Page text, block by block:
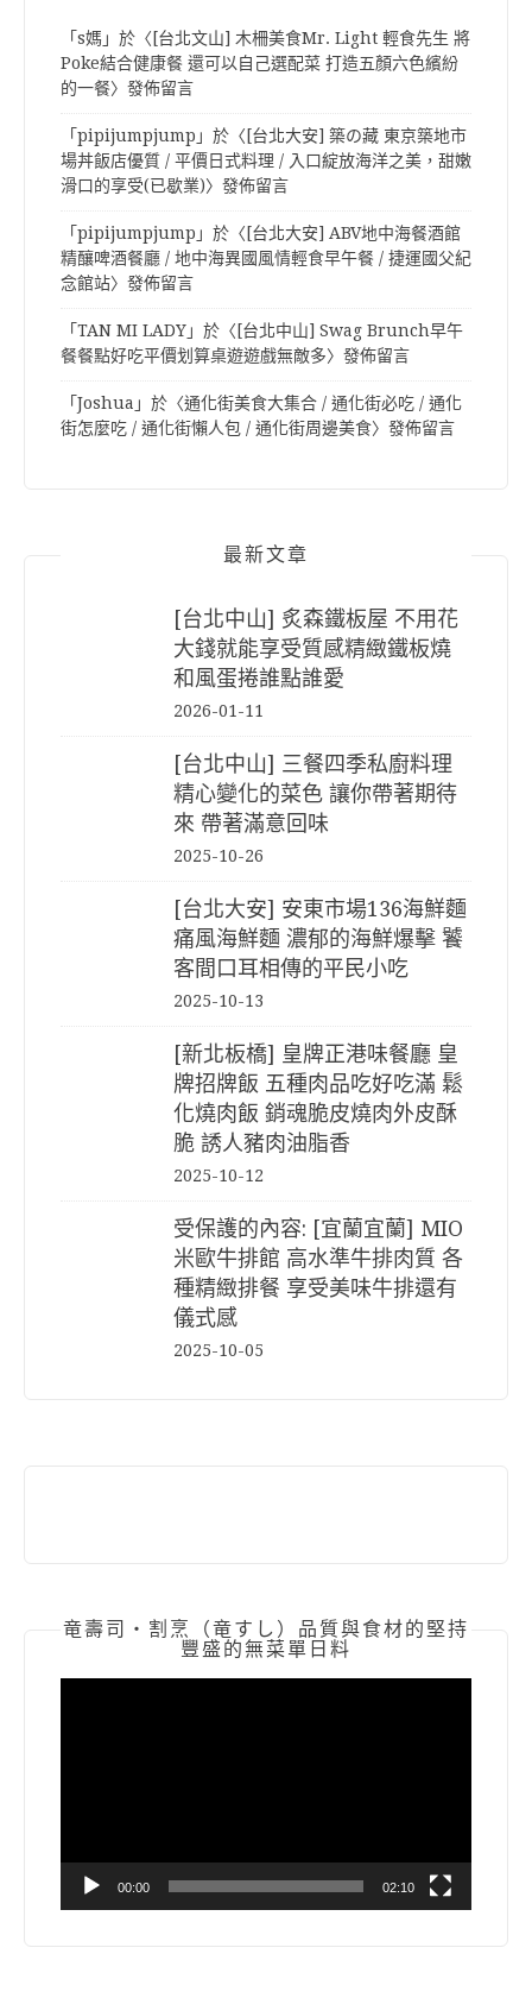
「s媽 」於〈 [台北文山] 木柵美食Mr. Light 輕食先生 將
Poke結合健康餐 還可以自己選配菜 打造五顏六色繽紛
的一餐〉發佈留言
「pipijumpjump 」於〈 [台北大安] 築の藏 東京築地市
場丼飯店優質 / 平價日式料理 / 入口綻放海洋之美，甜嫩
滑口的享受(已歇業)〉發佈留言
「pipijumpjump 」於〈 [台北大安] ABV地中海餐酒館
精釀啤酒餐廳 / 地中海異國風情輕食早午餐 / 捷運國父紀
念館站〉發佈留言
「TAN MI LADY」於〈 [台北中山] Swag Brunch早午
餐餐點好吃平價划算桌遊遊戲無敵多〉發佈留言
「Joshua 」於〈通化街美食大集合 / 通化街必吃 / 通化
街怎麼吃 / 通化街懶人包 / 通化街周邊美食〉發佈留言
最新文章
[台北中山] 炙森鐵板屋 不用花
大錢就能享受質感精緻鐵板燒
和風蛋捲誰點誰愛
2026-01-11
[台北中山] 三餐四季私廚料理
精心變化的菜色 讓你帶著期待
來 帶著滿意回味
2025-10-26
[台北大安] 安東市場136海鮮麵
痛風海鮮麵 濃郁的海鮮爆擊 饕
客間口耳相傳的平民小吃
2025-10-13
[新北板橋] 皇牌正港味餐廳 皇
牌招牌飯 五種肉品吃好吃滿 鬆
化燒肉飯 銷魂脆皮燒肉外皮酥
脆 誘人豬肉油脂香
2025-10-12
受保護的內容: [宜蘭宜蘭] MIO
米歐牛排館 高水準牛排肉質 各
種精緻排餐 享受美味牛排還有
儀式感
2025-10-05
竜壽司‧割烹（竜すし）品質與食材的堅持
豐盛的無菜單日料
00:00 02:10